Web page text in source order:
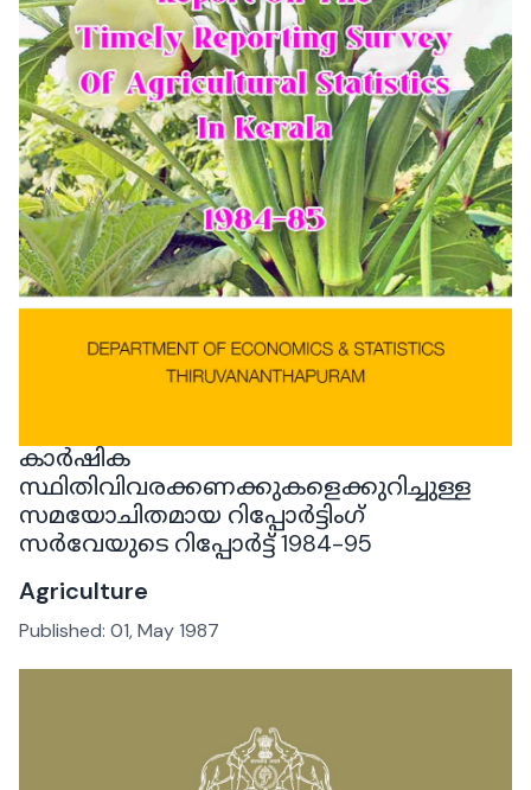
കാർഷിക
സ്ഥിതിവിവരക്കണക്കുകളെക്കുറിച്ചുള്ള
സമയോചിതമായ റിപ്പോർട്ടിംഗ്
സർവേയുടെ റിപ്പോർട്ട് 1984-95
Agriculture
Published: 01, May 1987